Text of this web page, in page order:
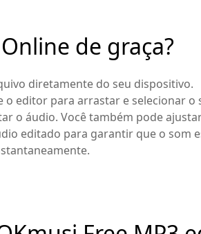
de graça?
diretamente do seu dispositivo.
o editor para arrastar e selecionar
o áudio. Você também pode
editado para garantir que o som